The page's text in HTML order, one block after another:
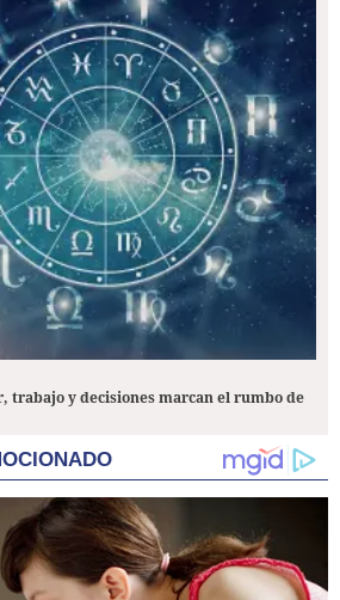
trabajo y decisiones marcan el rumbo de